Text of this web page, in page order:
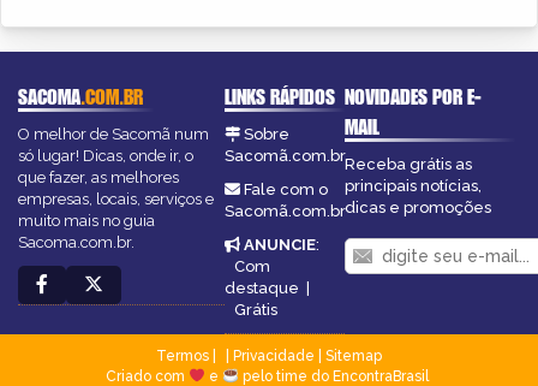
SACOMA.COM.BR
O melhor de Sacomã num
só lugar! Dicas, onde ir, o
que fazer, as melhores
empresas, locais, serviços e
muito mais no guia
Sacoma.com.br.
LINKS RÁPIDOS
Sobre
Sacomã.com.br
Fale com o
Sacomã.com.br
ANUNCIE:
Com
destaque |
Grátis
NOVIDADES POR E-
MAIL
Receba grátis as
principais notícias,
dicas e promoções
Termos Privacidade
Sitemap
Criado com
e pelo time do EncontraBrasil